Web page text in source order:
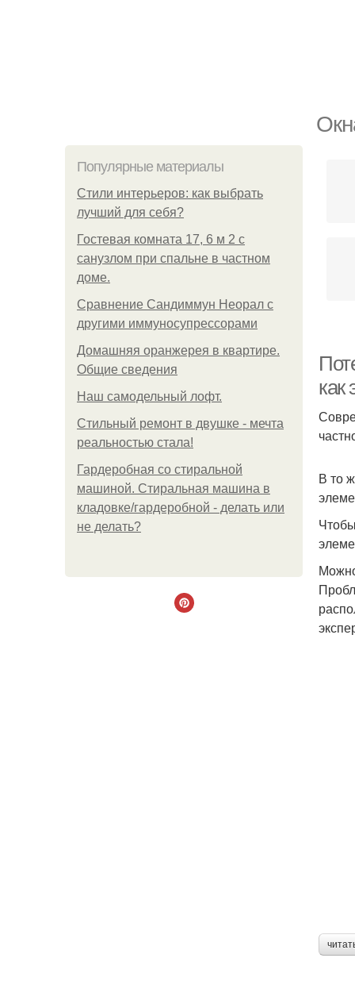
Популярные материалы
Стили интерьеров: как выбрать
лучший для себя?
Гостевая комната 17, 6 м 2 с
санузлом при спальне в частном
доме.
Сравнение Сандиммун Неорал с
другими иммуносупрессорами
Домашняя оранжерея в квартире.
Общие сведения
Наш самодельный лофт.
Стильный ремонт в двушке - мечта
реальностью стала!
Гардеробная со стиральной
машиной. Стиральная машина в
кладовке/гардеробной - делать или
не делать?
как
В то